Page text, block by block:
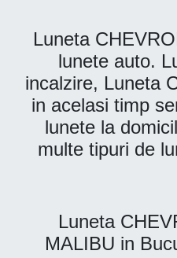
Luneta
lunete auto.
incalzire, Luneta
in acelasi timp
lunete la
multe tipuri de
Luneta
MALIBU in